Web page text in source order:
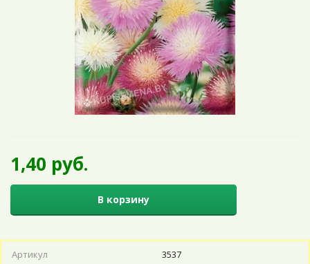
1,40 руб.
В корзину
Артикул
3537